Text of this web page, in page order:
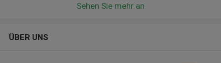
Sehen Sie mehr an
ÜBER UNS